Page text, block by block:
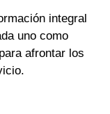
integral
uno como
afrontar los